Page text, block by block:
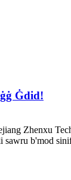
Ġdid!
Zhenxu
b'mod